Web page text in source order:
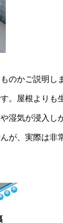
のかご説明し
。屋根よりも
湿気が浸入し
が、実際は非